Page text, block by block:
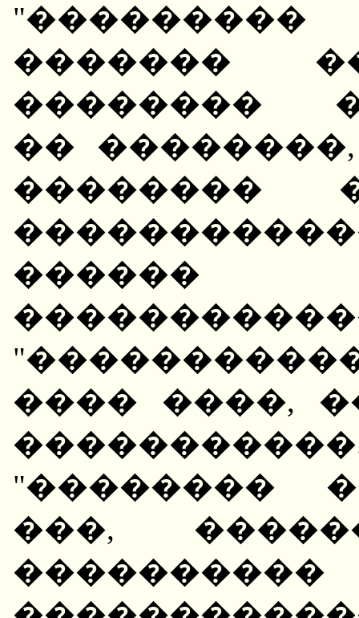
�������
��������
��
��������
���� ����,
"��������
���,